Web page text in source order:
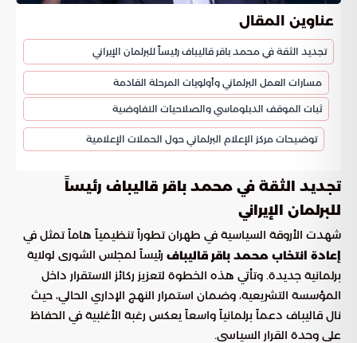
عناوين المقال
تجديد الثقة في محمد باقر قاليباف رئيساً للبرلمان الإيراني
مسارات العمل البرلماني وأولويات المرحلة القادمة
ثبات الموقف الدبلوماسي والصلاحيات التفاوضية
توضيحات مركز الإعلام البرلماني حول الحملات الإعلامية
تجديد الثقة في محمد باقر قاليباف رئيساً
للبرلمان الإيراني
شهدت الأروقة السياسية في طهران تطوراً تنظيمياً هاماً تمثل في
إعادة انتخاب محمد باقر قاليباف رئيساً لمجلس الشورى لولاية
برلمانية جديدة. وتأتي هذه الخطوة لتعزيز ركائز الاستقرار داخل
المؤسسة التشريعية، وضمان استمرار النهج الإداري الحالي، حيث
نال قاليباف دعماً برلمانياً واسعاً يعكس رغبة الأغلبية في الحفاظ
على وحدة القرار السياسي.